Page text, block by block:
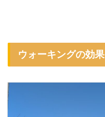
ウォーキングの効果